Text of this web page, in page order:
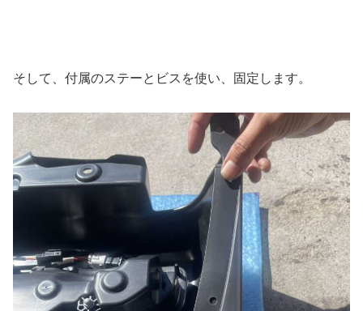
そして、付属のステーとビスを使い、固定します。